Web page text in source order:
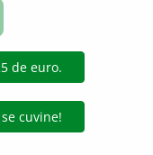
sau cu cuvîntul sau
dexonline.ro)
de extragere automată
oferite oficial spre utilizare